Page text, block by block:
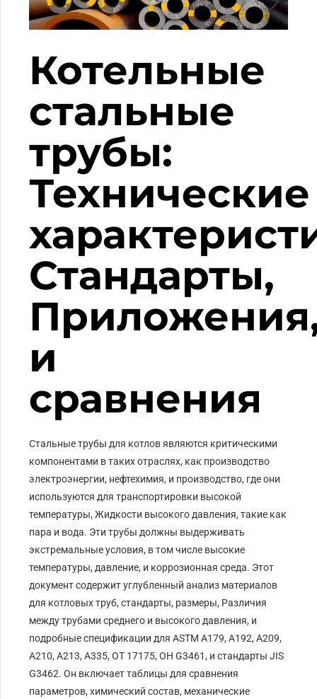
Котельные
стальные
трубы:
Технические
Стандарты,
и
сравнения
Стальные трубы для котлов являются критическими
компонентами в таких отраслях, как производство
электроэнергии, нефтехимия, и производство, где они
используются для транспортировки высокой
температуры, Жидкости высокого давления, такие как
пара и вода. Эти трубы должны выдерживать
экстремальные условия, в том числе высокие
температуры, давление, и коррозионная среда. Этот
документ содержит углубленный анализ материалов
для котловых труб, стандарты, размеры, Различия
между трубами среднего и высокого давления, и
подробные спецификации для ASTM A179, А192, А209,
А210, А213, А335, ОТ 17175, ОН G3461, и стандарты JIS
G3462. Он включает таблицы для сравнения
параметров, химический состав, механические